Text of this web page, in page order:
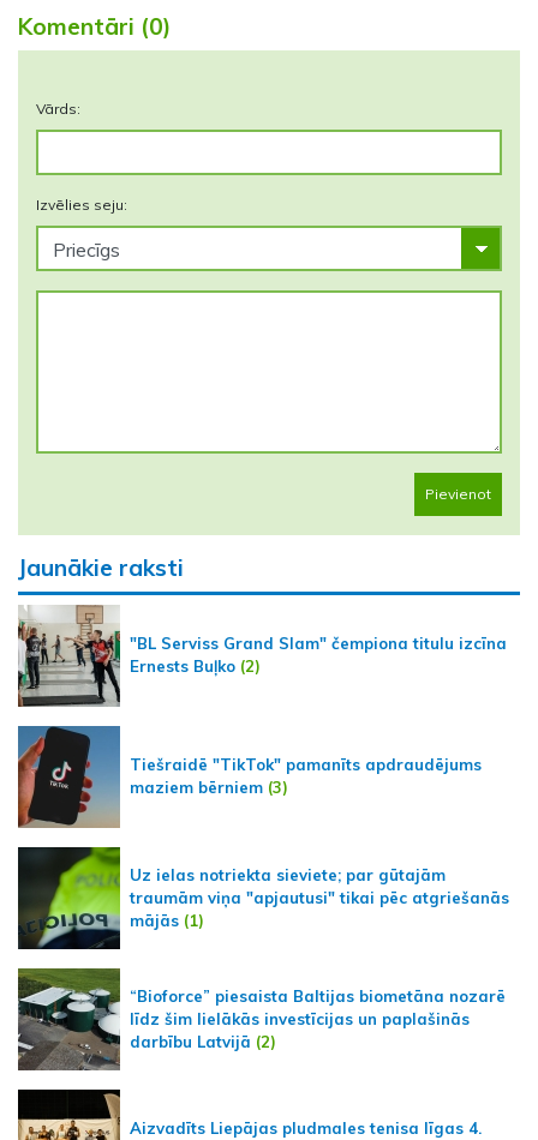
Komentāri (0)
Vārds:
Izvēlies seju:
Pievienot
Jaunākie raksti
"BL Serviss Grand Slam" čempiona titulu izcīna
Ernests Buļko (2)
Tiešraidē "TikTok" pamanīts apdraudējums
maziem bērniem (3)
Uz ielas notriekta sieviete; par gūtajām
traumām viņa "apjautusi" tikai pēc atgriešanās
mājās (1)
“Bioforce” piesaista Baltijas biometāna nozarē
līdz šim lielākās investīcijas un paplašinās
darbību Latvijā (2)
Aizvadīts Liepājas pludmales tenisa līgas 4.